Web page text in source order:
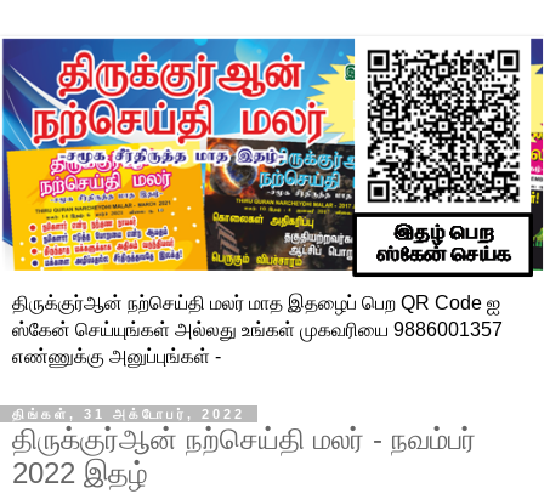
திருக்குர்ஆன் நற்செய்தி மலர் மாத இதழைப் பெற QR Code ஐ
ஸ்கேன் செய்யுங்கள் அல்லது உங்கள் முகவரியை 9886001357
எண்ணுக்கு அனுப்புங்கள் -
திங்கள், 31 அக்டோபர், 2022
திருக்குர்ஆன் நற்செய்தி மலர் - நவம்பர்
2022 இதழ்